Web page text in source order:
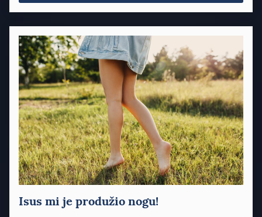
Isus mi je produžio nogu!